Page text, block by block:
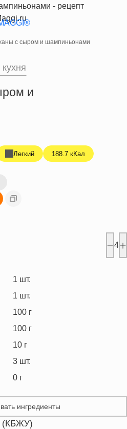
с сыром и шампиньонами
и
Легкий 188.7 кКал
4
1 шт.
1 шт.
100 г
100 г
10 г
3 шт.
0 г
ингредиенты
(КБЖУ)